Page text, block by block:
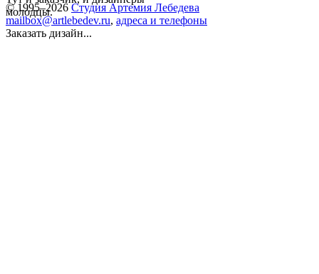
молодцы.
© 1995–2026 Студия Артемия Лебедева
mailbox@artlebedev.ru, адреса и телефоны
Заказать дизайн...